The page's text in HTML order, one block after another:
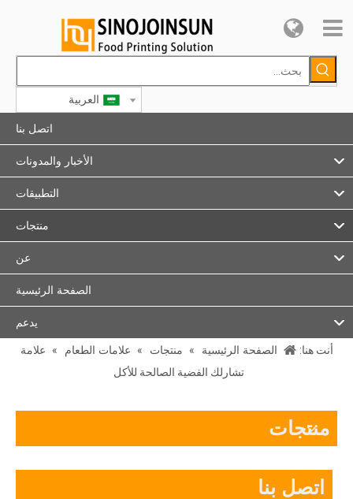
العربية
اتصل بنا
الأخبار والمدونات
التطبيقات
منتجات
عن
الصفحة الرئيسية
يدعم
أنت هنا: الصفحة الرئيسية » منتجات » علامات الطعام »
علامة
تشارلك الفضية الصالحة للأكل
منتجات
اتصل بنا